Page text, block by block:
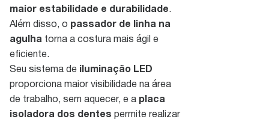
maior estabilidade e durabilidade.
Além disso, o passador de linha na
agulha torna a costura mais ágil e
eficiente.
Seu sistema de
iluminação LED
proporciona maior visibilidade na área
de trabalho, sem aquecer, e a placa
isoladora dos dentes permite realizar